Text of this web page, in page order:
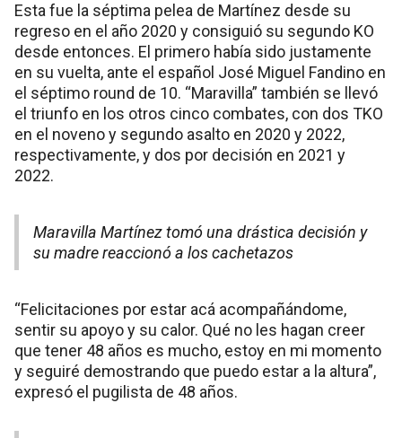
Esta fue la séptima pelea de Martínez desde su
regreso en el año 2020 y consiguió su segundo KO
desde entonces. El primero había sido justamente
en su vuelta, ante el español José Miguel Fandino en
el séptimo round de 10. “Maravilla” también se llevó
el triunfo en los otros cinco combates, con dos TKO
en el noveno y segundo asalto en 2020 y 2022,
respectivamente, y dos por decisión en 2021 y
2022.
Maravilla Martínez tomó una drástica decisión y
su madre reaccionó a los cachetazos
“Felicitaciones por estar acá acompañándome,
sentir su apoyo y su calor. Qué no les hagan creer
que tener 48 años es mucho, estoy en mi momento
y seguiré demostrando que puedo estar a la altura”,
expresó el pugilista de 48 años.